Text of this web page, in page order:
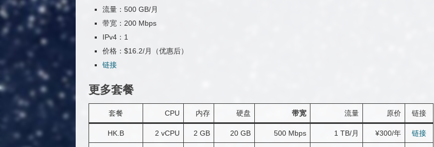
流量：500 GB/月
带宽：200 Mbps
IPv4：1
价格：$16.2/月（优惠后）
链接
更多套餐
套餐 CPU 内存 硬盘 带宽 流量 原价 链接
HK.B 2 vCPU 2 GB 20 GB 500 Mbps 1 TB/月 ¥300/年 链接